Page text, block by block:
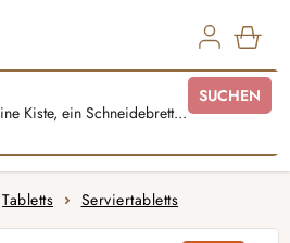
SUCHEN
Tabletts Serviertabletts